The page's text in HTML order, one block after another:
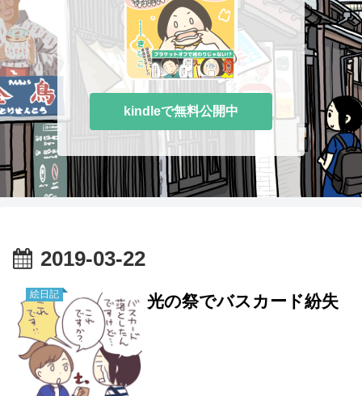
kindleで無料公開中
2019-03-22
絵日記 光の祭でバスカード紛失